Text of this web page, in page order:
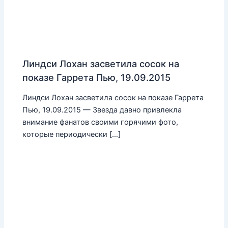
Линдси Лохан засветила сосок на
показе Гаррета Пью, 19.09.2015
Линдси Лохан засветила сосок на показе Гаррета
Пью, 19.09.2015 — Звезда давно привлекла
внимание фанатов своими горячими фото,
которые периодически […]